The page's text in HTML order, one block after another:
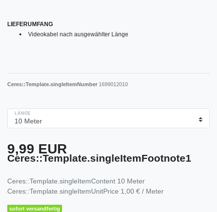
LIEFERUMFANG
Videokabel nach ausgewählter Länge
Ceres::Template.singleItemNumber 1699012010
LÄNGE
9,99 EUR
Ceres::Template.singleItemFootnote1
Ceres::Template.singleItemContent 10 Meter
Ceres::Template.singleItemUnitPrice 1,00 € / Meter
sofort versandfertig